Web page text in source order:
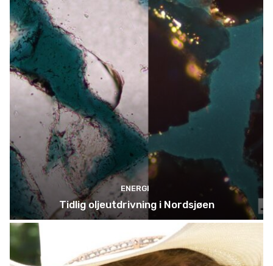
ENERGI
Tidlig oljeutdrivning i Nordsjøen